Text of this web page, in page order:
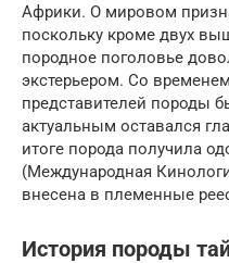
Африки. О мировом
поскольку кроме двух
породное поголовье
экстерьером. Со
представителей породы
актуальным оставался
итоге порода получила
(Международная
внесена в племенные
История породы